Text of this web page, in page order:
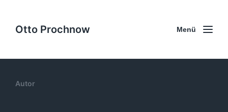
Otto Prochnow Menü
Autor